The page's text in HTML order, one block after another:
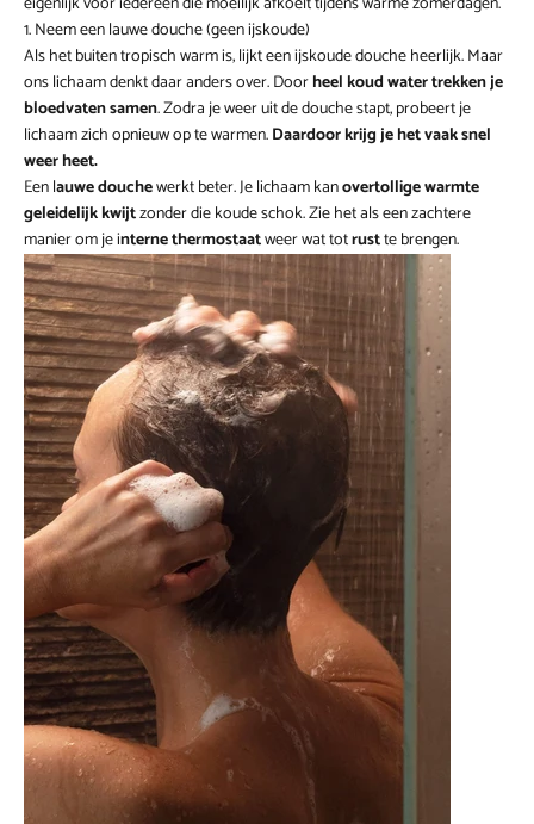
1. Neem een lauwe douche (geen ijskoude)
Als het buiten tropisch warm is, lijkt een ijskoude douche heerlijk. Maar
ons lichaam denkt daar anders over. Doorheel koud water trekken je
bloedvaten samen. Zodra je weer uit de douche stapt, probeert je
lichaam zich opnieuw op te warmen.Daardoor krijg je het vaak snel
weer heet.
Een lauwe douchewerkt beter. Je lichaam kanovertollige warmte
geleidelijk kwijtzonder die koude schok. Zie het als een zachtere
manier om je interne thermostaatweer wat totrustte brengen.